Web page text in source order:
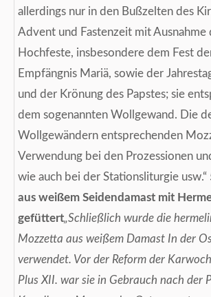
allerdings nur in den Bußzelten des
Advent und Fastenzeit mit Ausnahme
Hochfeste, insbesondere dem Fest
Empfängnis Mariä, sowie der
und der Krönung des Papstes; sie
dem sogenannten Wollgewand. Die
Wollgewändern entsprechenden
Verwendung bei den Prozessionen
wie auch bei der Stationsliturgie usw.“
aus weißem Seidendamast mit
gefüttert„Schließlich wurde die
Mozzetta aus weißem Damast In der
verwendet. Vor der Reform der
Plus XII. war sie in Gebrauch nach der